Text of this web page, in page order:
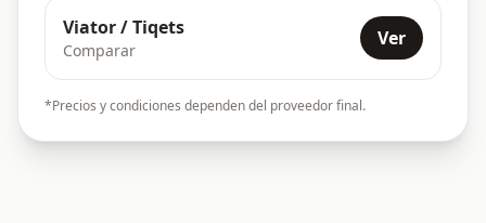
Viator / Tiqets
Comparar
Ver
*Precios y condiciones dependen del proveedor final.